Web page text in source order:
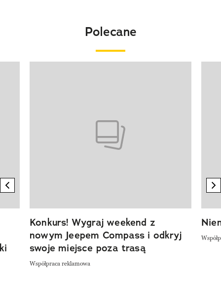
Polecane
previous element
Konkurs! Wygraj weekend z
nowym Jeepem Compass i odkryj
swoje miejsce poza trasą
Współpraca reklamowa